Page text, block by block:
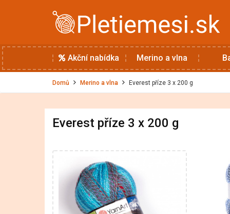
Akční nabídka Merino a vlna
Domů Merino a vlna Everest příze 3 x 200 g
Everest příze 3 x 200 g